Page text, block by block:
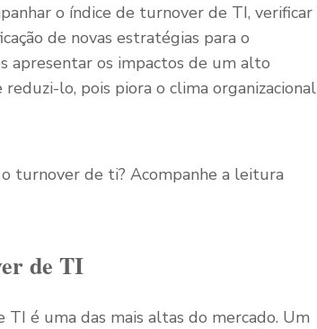
o índice de turnover de TI, verificar
de novas estratégias para o
apresentar os impactos de um alto
lo, pois piora o clima organizacional
turnover de ti? Acompanhe a leitura
de TI
é uma das mais altas do mercado. Um